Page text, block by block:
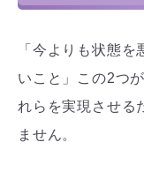
「今よりも状態
いこと」この2つ
れらを実現させる
ません。